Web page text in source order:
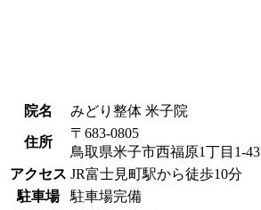
院名 みどり整体 米子院
住所
〒683-0805
鳥取県米子市西福原1丁目1-43
アクセス JR富士見町駅から徒歩10分
駐車場
駐車場完備